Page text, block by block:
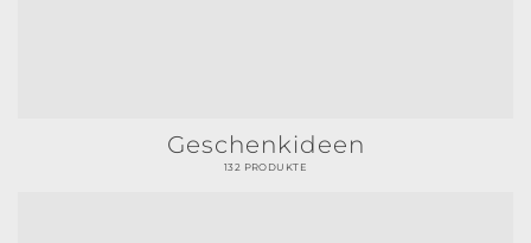
Geschenkideen
132 PRODUKTE